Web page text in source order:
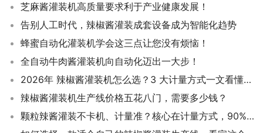
芝麻酱灌装机高质量要求利于产业健康发展！
告别人工时代，辣椒酱灌装成套设备成为智能化趋势
蜂蜜自动化灌装机学会这三点让您没有烦恼！
全自动牛肉酱灌装机向自动化迈出一大步！
2026年 辣椒酱灌装机怎么选？3 大计量方式一文看懂，精准不踩坑​
辣椒酱灌装机生产线价格五花八门，需要多少钱？
颗粒辣酱灌装不卡机、计量准？核心在计量方式，90% 厂家都选错